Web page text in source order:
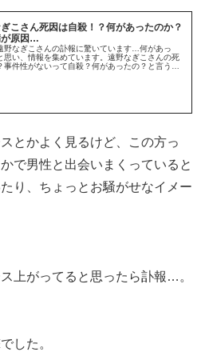
こさん死因は自殺！？何があったのか？
が原因…
野なぎこさんの訃報に驚いています…何があっ
思い、情報を集めています。遠野なぎこさんの死
事件性がないって自殺？何があったの？と言う部
とかよく見るけど、この方っ
で男性と出会いまくっていると
り、ちょっとお騒がせなイメー
上がってると思ったら訃報…。
した。